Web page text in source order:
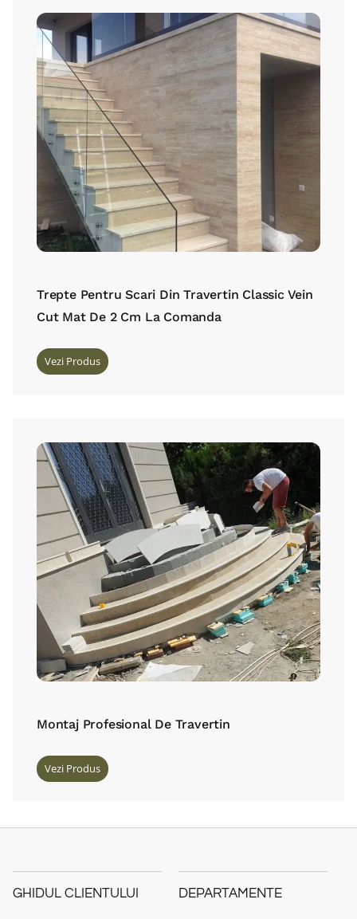
Trepte Pentru Scari Din Travertin Classic Vein
Cut Mat De 2 Cm La Comanda
Vezi Produs
Montaj Profesional De Travertin
Vezi Produs
GHIDUL CLIENTULUI DEPARTAMENTE